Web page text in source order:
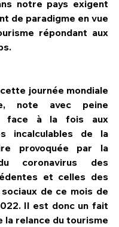
notre pays exigent
de paradigme en vue
répondant aux
cette journée mondiale
note avec peine
face à la fois aux
incalculables de la
provoquée par la
coronavirus des
et celles des
de ce mois de
Il est donc un fait
la relance du tourisme